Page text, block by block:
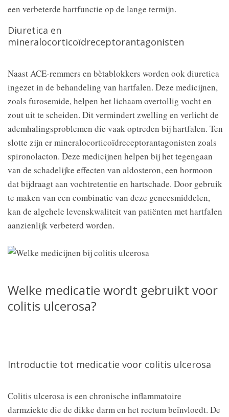
een verbeterde hartfunctie op de lange termijn.
Diuretica en
mineralocorticoïdreceptorantagonisten
Naast ACE-remmers en bètablokkers worden ook diuretica
ingezet in de behandeling van hartfalen. Deze medicijnen,
zoals furosemide, helpen het lichaam overtollig vocht en
zout uit te scheiden. Dit vermindert zwelling en verlicht de
ademhalingsproblemen die vaak optreden bij hartfalen. Ten
slotte zijn er mineralocorticoïdreceptorantagonisten zoals
spironolacton. Deze medicijnen helpen bij het tegengaan
van de schadelijke effecten van aldosteron, een hormoon
dat bijdraagt aan vochtretentie en hartschade. Door gebruik
te maken van een combinatie van deze geneesmiddelen,
kan de algehele levenskwaliteit van patiënten met hartfalen
aanzienlijk verbeterd worden.
Welke medicatie wordt gebruikt voor
colitis ulcerosa?
Introductie tot medicatie voor colitis ulcerosa
Colitis ulcerosa is een chronische inflammatoire
darmziekte die de dikke darm en het rectum beïnvloedt. De